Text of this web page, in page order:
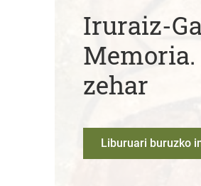
Iruraiz-
zehar
Liburuari buruzko